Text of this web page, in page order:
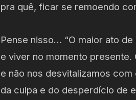
pra quê, ficar se remoendo
Pense nisso… “O maior ato
e viver no momento
e não nos desvitalizamos
da culpa e do desperdício de